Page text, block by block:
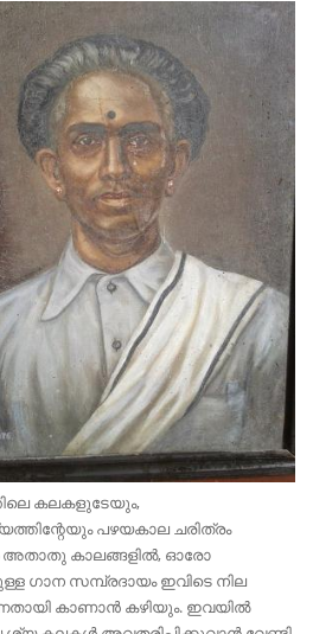
കലകളുടേയും,
പഴയകാല ചരിത്രം
അതാതു കാലങ്ങളിൽ, ഓരോ
ഗാന സമ്പ്രദായം ഇവിടെ നില
കാണാൻ കഴിയും. ഇവയിൽ